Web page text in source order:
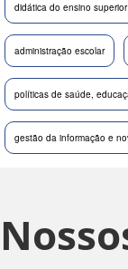
didática do ensino superior
administração escolar
políticas de saúde,
gestão da informação e